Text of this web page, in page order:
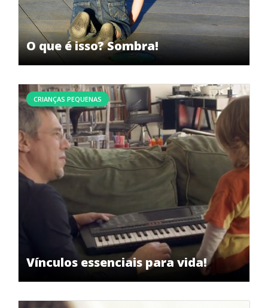
O que é isso? Sombra!
Vínculos essenciais para vida!
CRIANÇAS PEQUENAS